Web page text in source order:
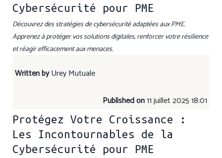
Cybersécurité pour PME
Découvrez des stratégies de cybersécurité adaptées aux PME.
Apprenez à protéger vos solutions digitales, renforcer votre résilience
et réagir efficacement aux menaces.
Written byUrey Mutuale
Published on11 juillet 2025 18:01
Protégez Votre Croissance :
Les Incontournables de la
Cybersécurité pour PME